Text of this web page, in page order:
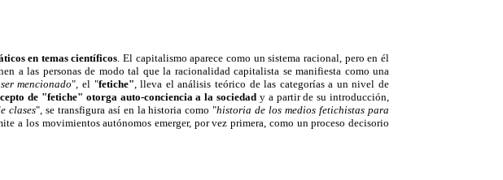
en temas científicos . El capitalismo aparece como un sistema racional, pero en él
a las personas de modo tal que la racionalidad capitalista se manifiesta como una
mencionado", el "fetiche" , lleva el análisis teórico de las categorías a un nivel de
de "fetiche" otorga auto-conciencia a la sociedad y a partir de su introducción,
clases", se transfigura así en la historia como "historia de los medios fetichistas para
a los movimientos autónomos emerger, por vez primera, como un proceso decisorio